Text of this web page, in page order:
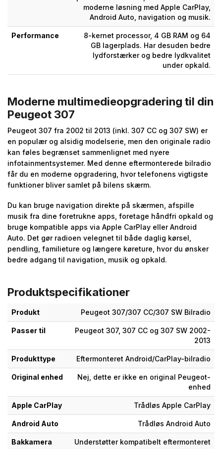
moderne løsning med Apple CarPlay,
Android Auto, navigation og musik.
Performance
8-kernet processor, 4 GB RAM og 64
GB lagerplads. Har desuden bedre
lydforstærker og bedre lydkvalitet
under opkald.
Moderne multimedieopgradering til din
Peugeot 307
Peugeot 307 fra 2002 til 2013 (inkl. 307 CC og 307 SW) er
en populær og alsidig modelserie, men den originale radio
kan føles begrænset sammenlignet med nyere
infotainmentsystemer. Med denne eftermonterede bilradio
får du en moderne opgradering, hvor telefonens vigtigste
funktioner bliver samlet på bilens skærm.
Du kan bruge navigation direkte på skærmen, afspille
musik fra dine foretrukne apps, foretage håndfri opkald og
bruge kompatible apps via Apple CarPlay eller Android
Auto. Det gør radioen velegnet til både daglig kørsel,
pendling, familieture og længere køreture, hvor du ønsker
bedre adgang til navigation, musik og opkald.
Produktspecifikationer
Produkt Peugeot 307/307 CC/307 SW Bilradio
Passer til
Peugeot 307, 307 CC og 307 SW 2002-
2013
Produkttype Eftermonteret Android/CarPlay-bilradio
Original enhed
Nej, dette er ikke en original Peugeot-
enhed
Apple CarPlay Trådløs Apple CarPlay
Android Auto Trådløs Android Auto
Bakkamera
Understøtter kompatibelt eftermonteret